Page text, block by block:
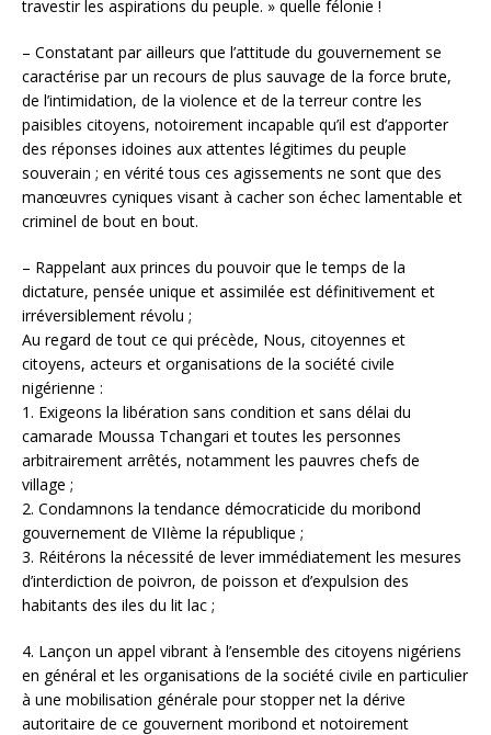
travestir les aspirations du peuple. » quelle félonie !
– Constatant par ailleurs que l’attitude du gouvernement se
caractérise par un recours de plus sauvage de la force brute,
de l’intimidation, de la violence et de la terreur contre les
paisibles citoyens, notoirement incapable qu’il est d’apporter
des réponses idoines aux attentes légitimes du peuple
souverain ; en vérité tous ces agissements ne sont que des
manœuvres cyniques visant à cacher son échec lamentable et
criminel de bout en bout.
– Rappelant aux princes du pouvoir que le temps de la
dictature, pensée unique et assimilée est définitivement et
irréversiblement révolu ;
Au regard de tout ce qui précède, Nous, citoyennes et
citoyens, acteurs et organisations de la société civile
nigérienne :
1. Exigeons la libération sans condition et sans délai du
camarade Moussa Tchangari et toutes les personnes
arbitrairement arrêtés, notamment les pauvres chefs de
village ;
2. Condamnons la tendance démocraticide du moribond
gouvernement de VIIème la république ;
3. Réitérons la nécessité de lever immédiatement les mesures
d’interdiction de poivron, de poisson et d’expulsion des
habitants des iles du lit lac ;
4. Lançon un appel vibrant à l’ensemble des citoyens nigériens
en général et les organisations de la société civile en particulier
à une mobilisation générale pour stopper net la dérive
autoritaire de ce gouvernent moribond et notoirement